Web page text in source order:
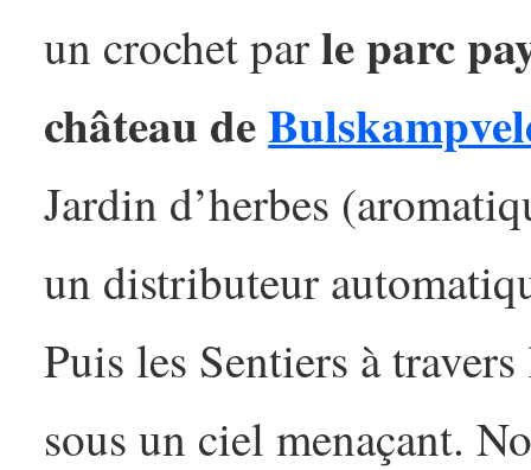
un crochet parle parc
château de
Jardin d’herbes
un distributeur
Puis les Sentiers à
sous un ciel menaçant.